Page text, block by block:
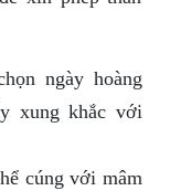
ngày hoàng
xung khắc với
cúng với mâm